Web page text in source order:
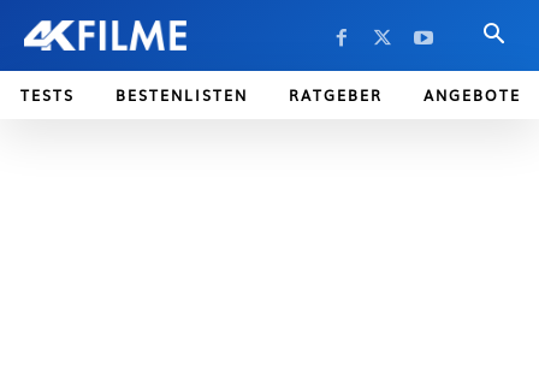
TESTS BESTENLISTEN RATGEBER ANGEBOTE